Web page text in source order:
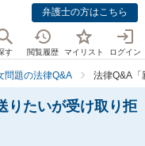
弁護士の方はこちら
す 閲覧履歴 マイリスト ログイン
問題の法律Q&A 法律Q&A
りたいが受け取り拒